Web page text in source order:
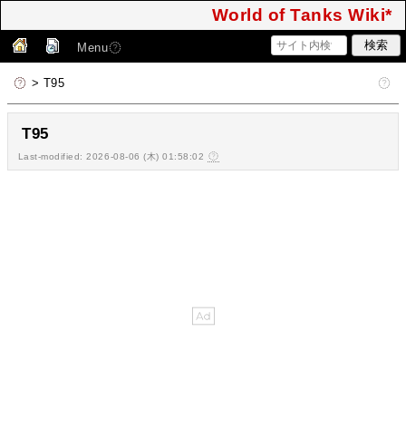
World of Tanks Wiki*
Menu
> T95
T95
Last-modified: 2026-08-06 (木) 01:58:02